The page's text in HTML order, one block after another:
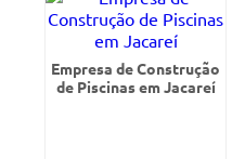
Empresa de Construção
de Piscinas em Jacareí